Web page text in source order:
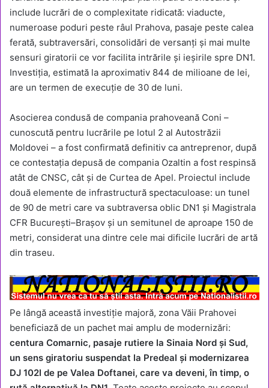
include lucrări de o complexitate ridicată: viaducte,
numeroase poduri peste râul Prahova, pasaje peste calea
ferată, subtraversări, consolidări de versanți și mai multe
sensuri giratorii ce vor facilita intrările și ieșirile spre DN1.
Investiția, estimată la aproximativ 844 de milioane de lei,
are un termen de execuție de 30 de luni.
Asocierea condusă de compania prahoveană Coni –
cunoscută pentru lucrările pe lotul 2 al Autostrăzii
Moldovei – a fost confirmată definitiv ca antreprenor, după
ce contestația depusă de compania Ozaltin a fost respinsă
atât de CNSC, cât și de Curtea de Apel. Proiectul include
două elemente de infrastructură spectaculoase: un tunel
de 90 de metri care va subtraversa oblic DN1 și Magistrala
CFR București–Brașov și un semitunel de aproape 150 de
metri, considerat una dintre cele mai dificile lucrări de artă
din traseu.
Pe lângă această investiție majoră, zona Văii Prahovei
beneficiază de un pachet mai amplu de modernizări:
centura Comarnic, pasaje rutiere la Sinaia Nord și Sud,
un sens giratoriu suspendat la Predeal și modernizarea
DJ 102I de pe Valea Doftanei, care va deveni, în timp, o